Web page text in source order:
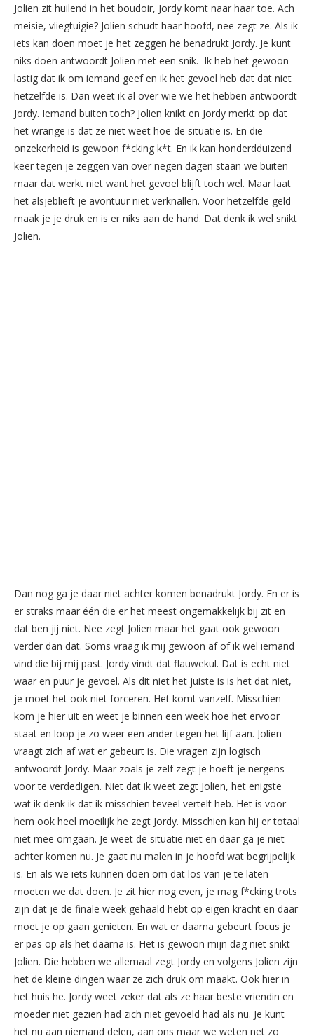
Jolien zit huilend in het boudoir, Jordy komt naar haar toe. Ach
meisie, vliegtuigie? Jolien schudt haar hoofd, nee zegt ze. Als ik
iets kan doen moet je het zeggen he benadrukt Jordy. Je kunt
niks doen antwoordt Jolien met een snik. Ik heb het gewoon
lastig dat ik om iemand geef en ik het gevoel heb dat dat niet
hetzelfde is. Dan weet ik al over wie we het hebben antwoordt
Jordy. Iemand buiten toch? Jolien knikt en Jordy merkt op dat
het wrange is dat ze niet weet hoe de situatie is. En die
onzekerheid is gewoon f*cking k*t. En ik kan honderdduizend
keer tegen je zeggen van over negen dagen staan we buiten
maar dat werkt niet want het gevoel blijft toch wel. Maar laat
het alsjeblieft je avontuur niet verknallen. Voor hetzelfde geld
maak je je druk en is er niks aan de hand. Dat denk ik wel snikt
Jolien.
Dan nog ga je daar niet achter komen benadrukt Jordy. En er is
er straks maar één die er het meest ongemakkelijk bij zit en
dat ben jij niet. Nee zegt Jolien maar het gaat ook gewoon
verder dan dat. Soms vraag ik mij gewoon af of ik wel iemand
vind die bij mij past. Jordy vindt dat flauwekul. Dat is echt niet
waar en puur je gevoel. Als dit niet het juiste is is het dat niet,
je moet het ook niet forceren. Het komt vanzelf. Misschien
kom je hier uit en weet je binnen een week hoe het ervoor
staat en loop je zo weer een ander tegen het lijf aan. Jolien
vraagt zich af wat er gebeurt is. Die vragen zijn logisch
antwoordt Jordy. Maar zoals je zelf zegt je hoeft je nergens
voor te verdedigen. Niet dat ik weet zegt Jolien, het enigste
wat ik denk ik dat ik misschien teveel vertelt heb. Het is voor
hem ook heel moeilijk he zegt Jordy. Misschien kan hij er totaal
niet mee omgaan. Je weet de situatie niet en daar ga je niet
achter komen nu. Je gaat nu malen in je hoofd wat begrijpelijk
is. En als we iets kunnen doen om dat los van je te laten
moeten we dat doen. Je zit hier nog even, je mag f*cking trots
zijn dat je de finale week gehaald hebt op eigen kracht en daar
moet je op gaan genieten. En wat er daarna gebeurt focus je
er pas op als het daarna is. Het is gewoon mijn dag niet snikt
Jolien. Die hebben we allemaal zegt Jordy en volgens Jolien zijn
het de kleine dingen waar ze zich druk om maakt. Ook hier in
het huis he. Jordy weet zeker dat als ze haar beste vriendin en
moeder niet gezien had zich niet gevoeld had als nu. Je kunt
het nu aan niemand delen, aan ons maar we weten net zo